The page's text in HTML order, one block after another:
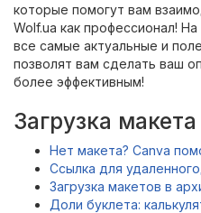
которые помогут вам
Wolf.ua как профессионал!
все самые актуальные и
позволят вам сделать ваш
более эффективным!
Загрузка макета
Нет макета? Canva
Ссылка для
Загрузка макетов в
Доли буклета: